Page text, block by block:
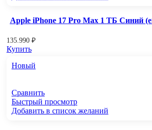
Apple iPhone 17 Pro Max 1 ТБ Синий
135.990 ₽
Купить
Новый
Сравнить
Быстрый просмотр
Добавить в список желаний